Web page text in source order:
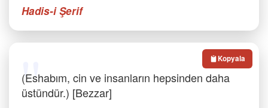
Hadis-i Şerif
(Eshabım, cin ve insanların hepsinden daha
üstündür.) [Bezzar]
Kopyala